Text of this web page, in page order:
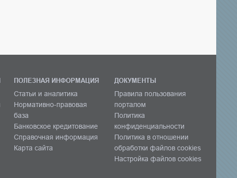
ПОЛЕЗНАЯ ИНФОРМАЦИЯ
Статьи и аналитика
Нормативно-правовая
база
Банковское кредитование
Справочная информация
Карта сайта
ДОКУМЕНТЫ
Правила пользования
порталом
Политика
конфиденциальности
Политика в отношении
обработки файлов cookies
Настройка файлов cookies